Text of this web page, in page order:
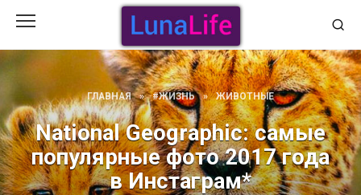
содержанию
ГЛАВНАЯ » #ЖИЗНЬ » ЖИВОТНЫЕ
National Geographic: самые
популярные фото 2017 года
в Инстаграм*